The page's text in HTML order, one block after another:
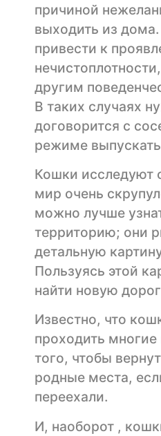
причиной
выходить из
привести к
другим
В таких случаях
договорится с
режиме
Кошки
мир очень
можно лучше
территорию; они
детальную
Пользуясь этой
найти новую
Известно, что
проходить
того, чтобы
родные места,
переехали.
И, наоборот ,